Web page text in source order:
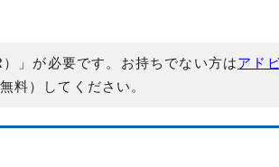
」が必要です。お持ちでない方はアド
料）してください。